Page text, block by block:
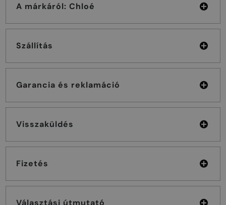
A márkáról: Chloé
Szállítás
Garancia és reklamáció
Visszaküldés
Fizetés
Választási útmutató